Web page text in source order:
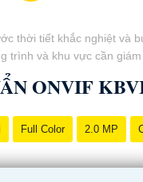
thời tiết khắc nghiệt
trình và khu vực cần
ONVIF
Full Color 2.0 MP